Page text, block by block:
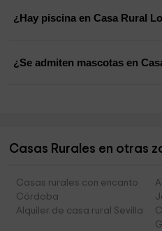
¿Hay piscina en Casa Rural
¿Se admiten mascotas en
Casas Rurales en otras
Casas rurales con encanto
Córdoba
Alquiler de casa rural Sevilla